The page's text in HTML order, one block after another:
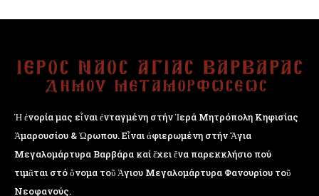
Ἡ ἐνορία μας εἶναι ἐνταγμένη στήν Ἱερά Μητρόπολη Κηφισίας
Ἁμαρουσίου & Ὠρωπου. Εἶναι ἀφιερωμένη στήν Ἅγια
Μεγαλομάρτυρα Βαρβάρα καί ἔχει ἕνα παρεκκλήσιο πού
τιμᾶται στό ὄνομα τοῦ Ἁγιου Μεγαλομάρτυρα Φανουρίου τοῦ
Νεοφανούς.